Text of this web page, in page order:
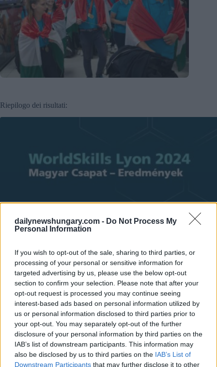
dailynewshungary.com - Do Not Process My
Personal Information
If you wish to opt-out of the sale, sharing to third parties, or
processing of your personal or sensitive information for
targeted advertising by us, please use the below opt-out
section to confirm your selection. Please note that after your
opt-out request is processed you may continue seeing
interest-based ads based on personal information utilized by
us or personal information disclosed to third parties prior to
your opt-out. You may separately opt-out of the further
disclosure of your personal information by third parties on the
IAB’s list of downstream participants. This information may
also be disclosed by us to third parties on the IAB’s List of
Downstream Participants that may further disclose it to other
Riepilogo dei risultati: